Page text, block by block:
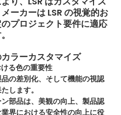
ーカーは LSR の視覚的お
プロジェクト要件に適応
ラーカスタマイズ
る色の重要性
の差別化、そして機能の視認
します。
部品は、美観の向上、製品認
界における安全性の向上に役